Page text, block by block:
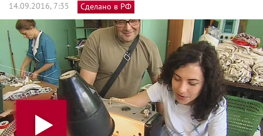
14.09.2016, 7:35 Сделано в РФ